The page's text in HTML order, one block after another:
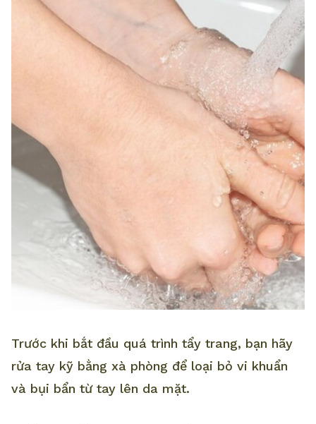
Trước khi bắt đầu quá trình tẩy trang, bạn hãy
rửa tay kỹ bằng xà phòng để loại bỏ vi khuẩn
và bụi bẩn từ tay lên da mặt.